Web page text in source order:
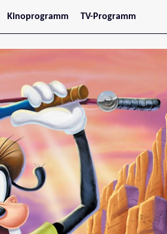
Kinoprogramm
Jetzt im Kino
Niederösterreich
Oberösterreich
Steiermark
Burgenland
Kärnten
Salzburg
Tirol
Vorarlberg
TV-Programm